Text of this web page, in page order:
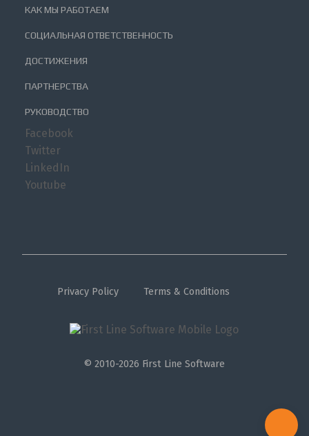
КАК МЫ РАБОТАЕМ
СОЦИАЛЬНАЯ ОТВЕТСТВЕННОСТЬ
ДОСТИЖЕНИЯ
ПАРТНЕРСТВА
РУКОВОДСТВО
Facebook
Twitter
LinkedIn
Youtube
Privacy Policy Terms & Conditions
© 2010-2026 First Line Software